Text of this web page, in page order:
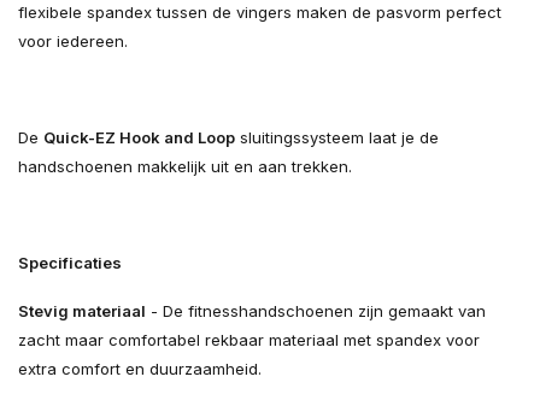
flexibele spandex tussen de vingers maken de pasvorm perfect
voor iedereen.
De Quick-EZ Hook and Loop sluitingssysteem laat je de
handschoenen makkelijk uit en aan trekken.
Specificaties
Stevig materiaal - De fitnesshandschoenen zijn gemaakt van
zacht maar comfortabel rekbaar materiaal met spandex voor
extra comfort en duurzaamheid.